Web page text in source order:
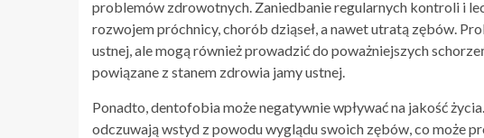
problemów zdrowotnych. Zaniedbanie regularnych kontroli i
rozwojem próchnicy, chorób dziąseł, a nawet utratą zębów.
ustnej, ale mogą również prowadzić do poważniejszych
powiązane z stanem zdrowia jamy ustnej.
Ponadto, dentofobia może negatywnie wpływać na jakość
odczuwają wstyd z powodu wyglądu swoich zębów, co może